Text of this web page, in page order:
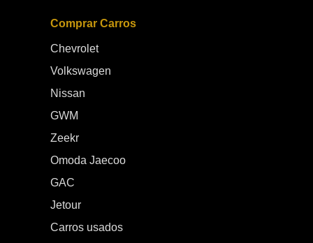
Comprar Carros
Chevrolet
Volkswagen
Nissan
GWM
Zeekr
Omoda Jaecoo
GAC
Jetour
Carros usados